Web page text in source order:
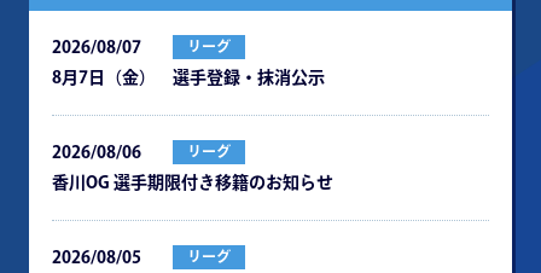
2026/08/07 リーグ
8月7日（金） 選手登録・抹消公示
2026/08/06 リーグ
⾹川OG 選⼿期限付き移籍のお知らせ
2026/08/05 リーグ